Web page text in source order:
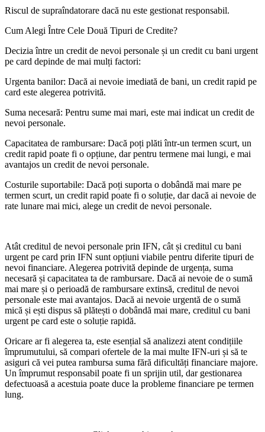
Riscul de supraîndatorare dacă nu este gestionat responsabil.
Cum Alegi Între Cele Două Tipuri de Credite?
Decizia între un credit de nevoi personale și un credit cu bani urgent
pe card depinde de mai mulți factori:
Urgenta banilor: Dacă ai nevoie imediată de bani, un credit rapid pe
card este alegerea potrivită.
Suma necesară: Pentru sume mai mari, este mai indicat un credit de
nevoi personale.
Capacitatea de rambursare: Dacă poți plăti într-un termen scurt, un
credit rapid poate fi o opțiune, dar pentru termene mai lungi, e mai
avantajos un credit de nevoi personale.
Costurile suportabile: Dacă poți suporta o dobândă mai mare pe
termen scurt, un credit rapid poate fi o soluție, dar dacă ai nevoie de
rate lunare mai mici, alege un credit de nevoi personale.
Atât creditul de nevoi personale prin IFN, cât și creditul cu bani
urgent pe card prin IFN sunt opțiuni viabile pentru diferite tipuri de
nevoi financiare. Alegerea potrivită depinde de urgența, suma
necesară și capacitatea ta de rambursare. Dacă ai nevoie de o sumă
mai mare și o perioadă de rambursare extinsă, creditul de nevoi
personale este mai avantajos. Dacă ai nevoie urgentă de o sumă
mică și ești dispus să plătești o dobândă mai mare, creditul cu bani
urgent pe card este o soluție rapidă.
Oricare ar fi alegerea ta, este esențial să analizezi atent condițiile
împrumutului, să compari ofertele de la mai multe IFN-uri și să te
asiguri că vei putea rambursa suma fără dificultăți financiare majore.
Un împrumut responsabil poate fi un sprijin util, dar gestionarea
defectuoasă a acestuia poate duce la probleme financiare pe termen
lung.